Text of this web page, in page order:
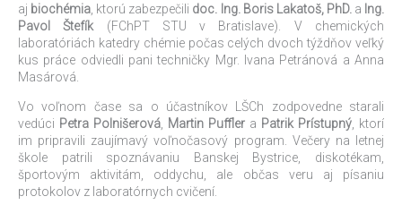
aj biochémia , ktorú zabezpečili doc. Ing. Boris Lakatoš, PhD. a Ing.
Pavol Štefík (FChPT STU v Bratislave). V chemických
laboratóriách katedry chémie počas celých dvoch týždňov veľký
kus práce odviedli pani techničky Mgr. Ivana Petránová a Anna
Masárová.
Vo voľnom čase sa o účastníkov LŠCh zodpovedne starali
vedúci Petra Polnišerová Martin Puffler a Patrik Prístupný , ktorí
im pripravili zaujímavý voľnočasový program. Večery na letnej
škole patrili spoznávaniu Banskej Bystrice, diskotékam,
športovým aktivitám, oddychu, ale občas veru aj písaniu
protokolov z laboratórnych cvičení.